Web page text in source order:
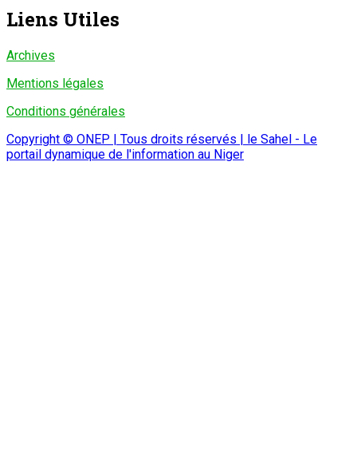
Liens Utiles
Archives
Mentions légales
Conditions générales
Copyright © ONEP | Tous droits réservés | le Sahel - Le
portail dynamique de l'information au Niger